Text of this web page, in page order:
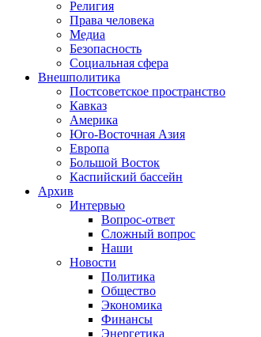
Религия
Права человека
Медиа
Безопасность
Социальная сфера
Внешполитика
Постсоветское пространство
Кавказ
Америка
Юго-Восточная Азия
Европа
Большой Восток
Каспийский бассейн
Архив
Интервью
Вопрос-ответ
Сложный вопрос
Наши
Новости
Политика
Общество
Экономика
Финансы
Энергетика